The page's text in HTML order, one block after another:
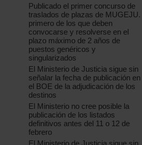
Publicado el primer concurso de
traslados de plazas de MUGEJU.
primero de los que deben
convocarse y resolverse en el
plazo máximo de 2 años de
puestos genéricos y
singularizados
El Ministerio de Justicia sigue sin
señalar la fecha de publicación en
el BOE de la adjudicación de los
destinos
El Ministerio no cree posible la
publicación de los listados
definitivos antes del 11 o 12 de
febrero